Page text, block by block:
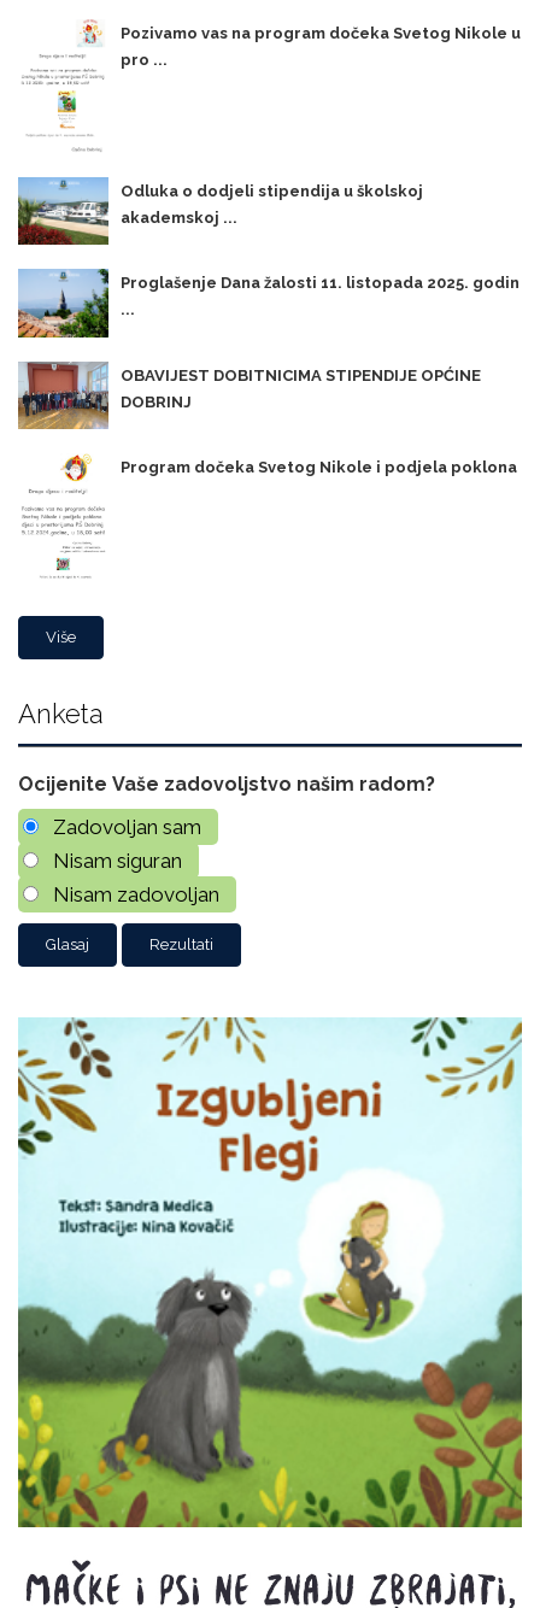
Pozivamo vas na program dočeka Svetog Nikole u
pro ...
Odluka o dodjeli stipendija u školskoj
akademskoj ...
Proglašenje Dana žalosti 11. listopada 2025. godin
...
OBAVIJEST DOBITNICIMA STIPENDIJE OPĆINE
DOBRINJ
Program dočeka Svetog Nikole i podjela poklona
Više
Anketa
Ocijenite Vaše zadovoljstvo našim radom?
Zadovoljan sam
Nisam siguran
Nisam zadovoljan
Rezultati